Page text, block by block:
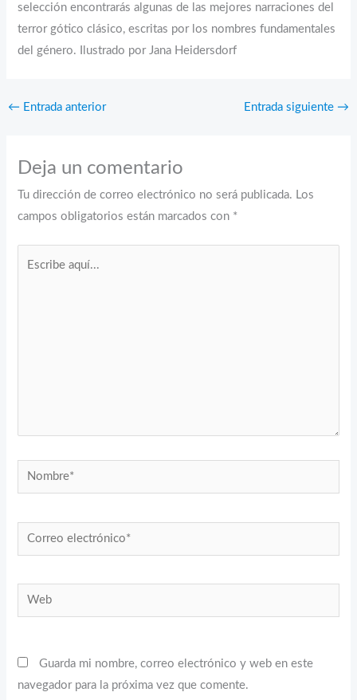
selección encontrarás algunas de las mejores narraciones del
terror gótico clásico, escritas por los nombres fundamentales
del género. Ilustrado por Jana Heidersdorf
← Entrada anterior Entrada siguiente →
Deja un comentario
Tu dirección de correo electrónico no será publicada. Los
campos obligatorios están marcados con *
Nombre*
Correo
electrónico*
Web
Guarda mi nombre, correo electrónico y web en este
navegador para la próxima vez que comente.